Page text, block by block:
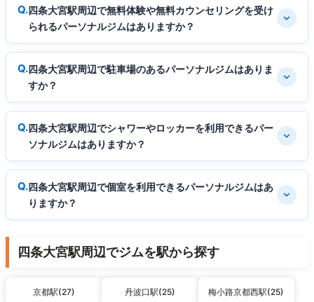
四条大宮駅周辺で無料体験や無料カウンセリングを受け
られるパーソナルジムはありますか？
四条大宮駅周辺で駐車場のあるパーソナルジムはありま
すか？
四条大宮駅周辺でシャワーやロッカーを利用できるパー
ソナルジムはありますか？
四条大宮駅周辺で個室を利用できるパーソナルジムはあ
りますか？
四条大宮駅周辺でジムを駅から探す
京都駅(27) 丹波口駅(25) 梅小路京都西駅(25)